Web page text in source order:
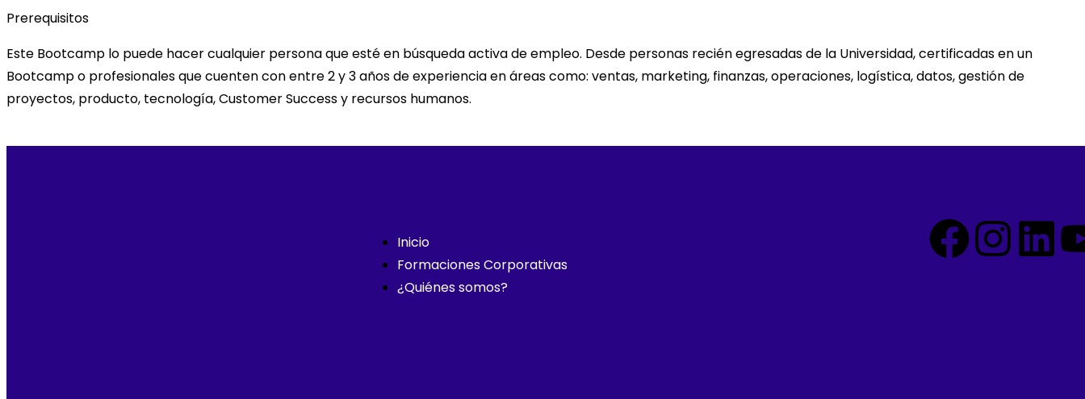
Prerequisitos
Este Bootcamp lo puede hacer cualquier persona que esté en búsqueda activa de empleo. Desde personas recién egresadas de la Universidad, certificadas en un
Bootcamp o profesionales que cuenten con entre 2 y 3 años de experiencia en áreas como: ventas, marketing, finanzas, operaciones, logística, datos, gestión de
proyectos, producto, tecnología, Customer Success y recursos humanos.
Inicio
Formaciones Corporativas
¿Quiénes somos?